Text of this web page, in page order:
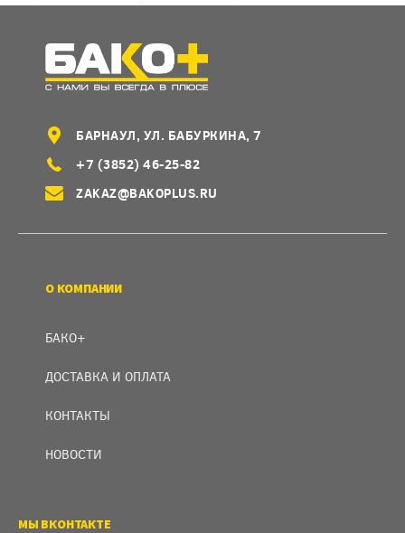
БАРНАУЛ, УЛ. БАБУРКИНА, 7
+7 (3852) 46-25-82
ZAKAZ@BAKOPLUS.RU
О КОМПАНИИ
БАКО+
ДОСТАВКА И ОПЛАТА
КОНТАКТЫ
НОВОСТИ
МЫ ВКОНТАКТЕ